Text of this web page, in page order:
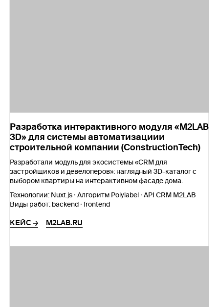
Разработка интерактивного модуля «M2LAB
3D» для системы автоматизациии
строительной компании (ConstructionTech)
Разработали модуль для экосистемы «CRM для
застройщиков и девелоперов»: наглядный 3D-каталог с
выбором квартиры на интерактивном фасаде дома.
Технологии: Nuxt.js · Алгоритм Polylabel · API CRM M2LAB
Виды работ: backend · frontend
КЕЙС M2LAB.RU